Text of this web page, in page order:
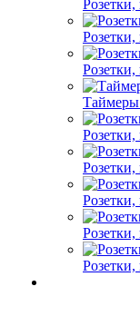
Таймеры